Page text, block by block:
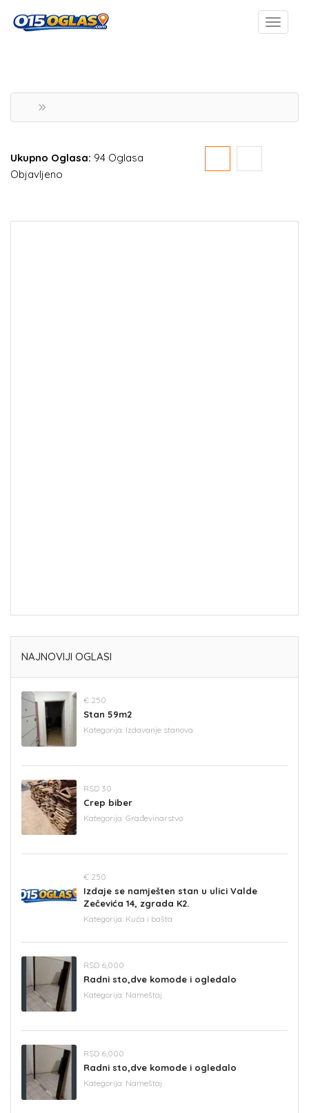
Ukupno Oglasa: 94 Oglasa
Objavljeno
NAJNOVIJI OGLASI
€ 250
Stan 59m2
Kategorija: Izdavanje stanova
RSD 30
Crep biber
Kategorija: Građevinarstvo
€ 250
Izdaje se namješten stan u ulici Valde
Zečevića 14, zgrada K2.
Kategorija: Kuća i bašta
RSD 6,000
Radni sto,dve komode i ogledalo
Kategorija: Nameštaj
RSD 6,000
Radni sto,dve komode i ogledalo
Kategorija: Nameštaj